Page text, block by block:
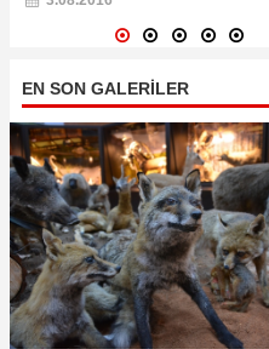
geleneksel atlama
yarışl[..]